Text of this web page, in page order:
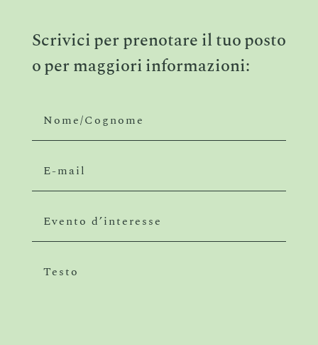
Scrivici per prenotare il tuo posto
o per maggiori informazioni: